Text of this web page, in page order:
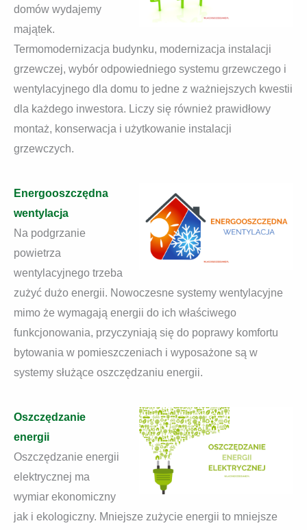
domów wydajemy
majątek.
Termomodernizacja budynku, modernizacja instalacji
grzewczej, wybór odpowiedniego systemu grzewczego i
wentylacyjnego dla domu to jedne z ważniejszych kwestii
dla każdego inwestora. Liczy się również prawidłowy
montaż, konserwacja i użytkowanie instalacji
grzewczych.
Energooszczędna
wentylacja
Na podgrzanie
powietrza
wentylacyjnego trzeba
zużyć dużo energii. Nowoczesne systemy wentylacyjne
mimo że wymagają energii do ich właściwego
funkcjonowania, przyczyniają się do poprawy komfortu
bytowania w pomieszczeniach i wyposażone są w
systemy służące oszczędzaniu energii.
Oszczędzanie
energii
Oszczędzanie energii
elektrycznej ma
wymiar ekonomiczny
jak i ekologiczny. Mniejsze zużycie energii to mniejsze